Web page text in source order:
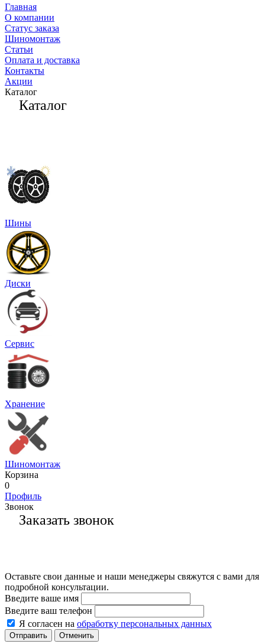
Главная
О компании
Статус заказа
Шиномонтаж
Статьи
Оплата и доставка
Контакты
Акции
Каталог
Каталог
Шины
Диски
Сервис
Хранение
Шиномонтаж
Корзина
0
Профиль
Звонок
Заказать звонок
Оставьте свои данные и наши менеджеры свяжутся с вами для
подробной консультации.
Введите ваше имя
Введите ваш телефон
Я согласен на обработку персональных данных
Отменить